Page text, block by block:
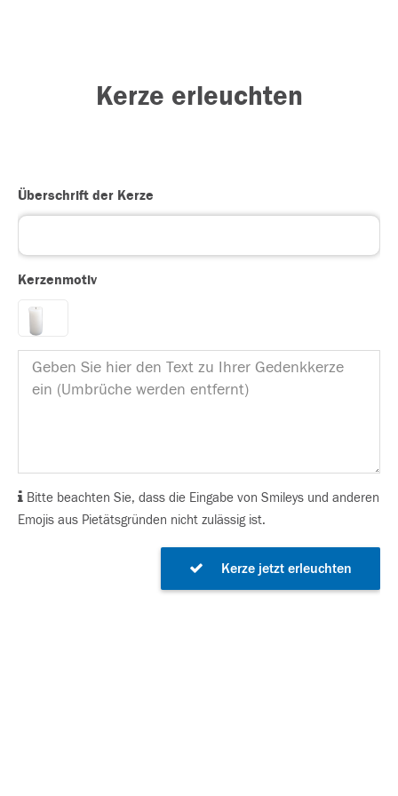
Kerze erleuchten
Überschrift der Kerze
Kerzenmotiv
Bitte beachten Sie, dass die Eingabe von Smileys und anderen
Emojis aus Pietätsgründen nicht zulässig ist.
Kerze jetzt erleuchten